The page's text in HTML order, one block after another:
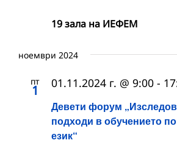
19 зала на ИЕФЕМ
ноември 2024
пт
1
Девети форум
подходи в обучението
език“
01.11.2024 г. @ 9:00 -